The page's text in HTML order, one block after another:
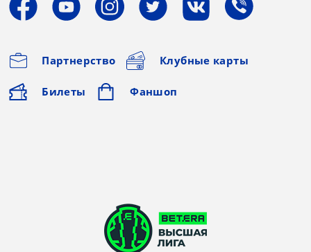
Партнерство Клубные карты
Билеты Фаншоп